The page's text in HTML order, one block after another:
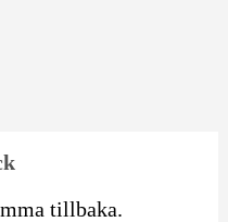
tillbaka.